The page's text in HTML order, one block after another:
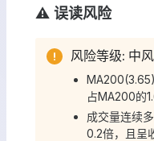
⚠️ 误读风险
风险等级: 中
占MA200的
成交量连续
0.2倍，且呈